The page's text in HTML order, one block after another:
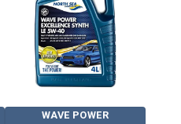
WAVE POWER